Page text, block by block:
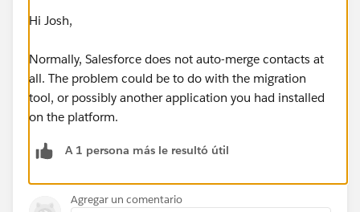
Hi Josh,
Normally, Salesforce does not auto-merge contacts at
all. The problem could be to do with the migration
tool, or possibly another application you had installed
on the platform.
A 1 persona más le resultó útil
Agregar un comentario